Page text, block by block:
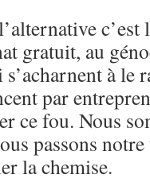
gratuit, au
à le
par
ce fou. Nous
passons
la chemise.